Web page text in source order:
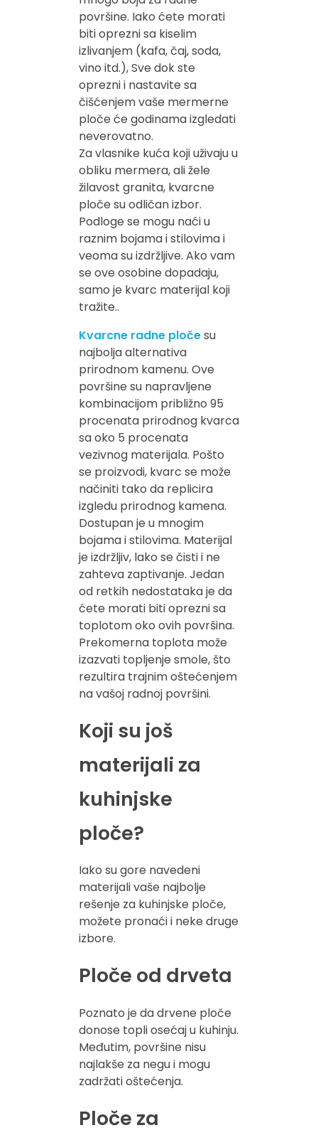
površine. Iako ćete morati
biti oprezni sa kiselim
izlivanjem (kafa, čaj, soda,
vino itd.), Sve dok ste
oprezni i nastavite sa
čišćenjem vaše mermerne
ploče će godinama izgledati
neverovatno.
Za vlasnike kuća koji uživaju u
obliku mermera, ali žele
žilavost granita, kvarcne
ploče su odličan izbor.
Podloge se mogu naći u
raznim bojama i stilovima i
veoma su izdržljive. Ako vam
se ove osobine dopadaju,
samo je kvarc materijal koji
tražite..
Kvarcne radne pločesu
najbolja alternativa
prirodnom kamenu. Ove
površine su napravljene
kombinacijom približno 95
procenata prirodnog kvarca
sa oko 5 procenata
vezivnog materijala. Pošto
se proizvodi, kvarc se može
načiniti tako da replicira
izgledu prirodnog kamena.
Dostupan je u mnogim
bojama i stilovima. Materijal
je izdržljiv, lako se čisti i ne
zahteva zaptivanje. Jedan
od retkih nedostataka je da
ćete morati biti oprezni sa
toplotom oko ovih površina.
Prekomerna toplota može
izazvati topljenje smole, što
rezultira trajnim oštećenjem
na vašoj radnoj površini.
Koji su još
materijali za
kuhinjske
ploče?
Iako su gore navedeni
materijali vaše najbolje
rešenje za kuhinjske ploče,
možete pronaći i neke druge
izbore.
Ploče od drveta
Poznato je da drvene ploče
donose topli osećaj u kuhinju.
Međutim, površine nisu
najlakše za negu i mogu
zadržati oštećenja.
Ploče za